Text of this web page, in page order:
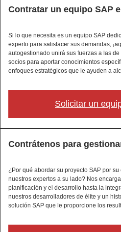
Contratar un equipo SAP
Si lo que necesita es un equipo SAP
experto para satisfacer sus demandas,
autogestionado unirá sus fuerzas a las
socios para aportar conocimientos
enfoques estratégicos que le ayuden a
Solicitar un
Contrátenos para
¿Por qué abordar su proyecto SAP por
nuestros expertos a su lado? Nos
planificación y el desarrollo hasta la
nuestros desarrolladores de élite y un
solución SAP que le proporcione los